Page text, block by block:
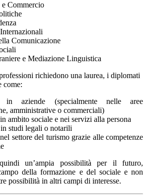
Commercio
Comunicazione
e Mediazione Linguistica
richiedono una laurea, i diplomati
come:
in aziende (specialmente nelle aree
amministrative o commerciali)
ambito sociale e nei servizi alla persona
studi legali o notarili
settore del turismo grazie alle competenze
un’ampia possibilità per il futuro,
della formazione e del sociale e non
possibilità in altri campi di interesse.